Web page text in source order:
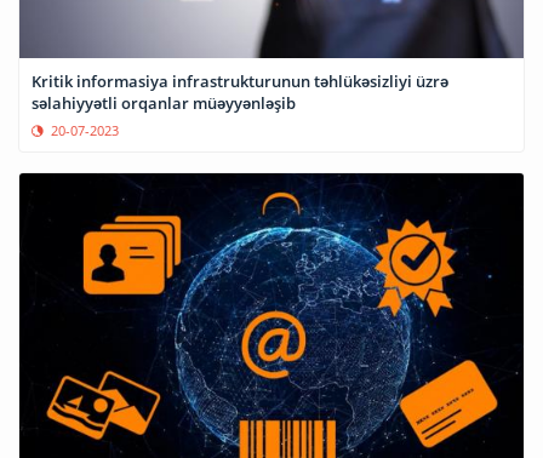
Kritik informasiya infrastrukturunun təhlükəsizliyi üzrə
səlahiyyətli orqanlar müəyyənləşib
20-07-2023